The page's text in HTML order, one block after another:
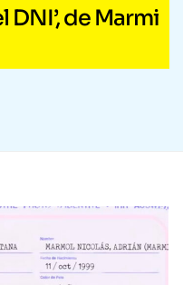
DNI’, de Marmi